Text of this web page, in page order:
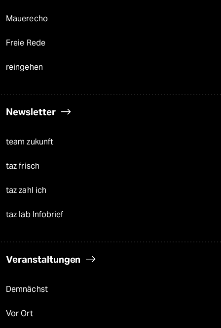
Mauerecho
Freie Rede
reingehen
Newsletter
team zukunft
taz frisch
taz zahl ich
taz lab Infobrief
Veranstaltungen
Demnächst
Vor Ort